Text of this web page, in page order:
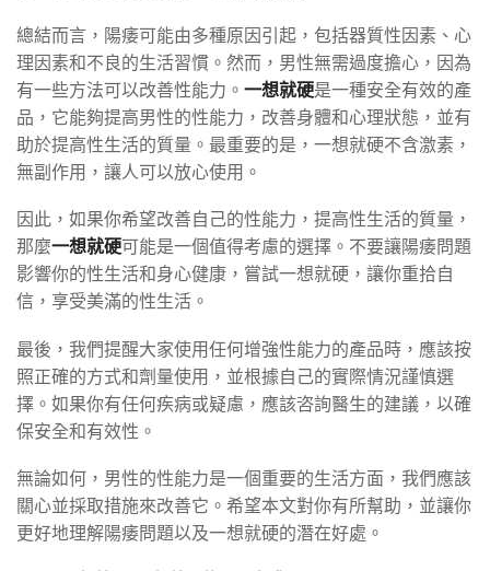
總結而言，陽痿可能由多種原因引起，包括器質性因素、心
理因素和不良的生活習慣。然而，男性無需過度擔心，因為
有一些方法可以改善性能力。 一想就硬是一種安全有效的產
品，它能夠提高男性的性能力，改善身體和心理狀態，並有
助於提高性生活的質量。最重要的是，一想就硬不含激素，
無副作用，讓人可以放心使用。
因此，如果你希望改善自己的性能力，提高性生活的質量，
那麼一想就硬可能是一個值得考慮的選擇。不要讓陽痿問題
影響你的性生活和身心健康，嘗試一想就硬，讓你重拾自
信，享受美滿的性生活。
最後，我們提醒大家使用任何增強性能力的產品時，應該按
照正確的方式和劑量使用，並根據自己的實際情況謹慎選
擇。如果你有任何疾病或疑慮，應該咨詢醫生的建議，以確
保安全和有效性。
無論如何，男性的性能力是一個重要的生活方面，我們應該
關心並採取措施來改善它。希望本文對你有所幫助，並讓你
更好地理解陽痿問題以及一想就硬的潛在好處。